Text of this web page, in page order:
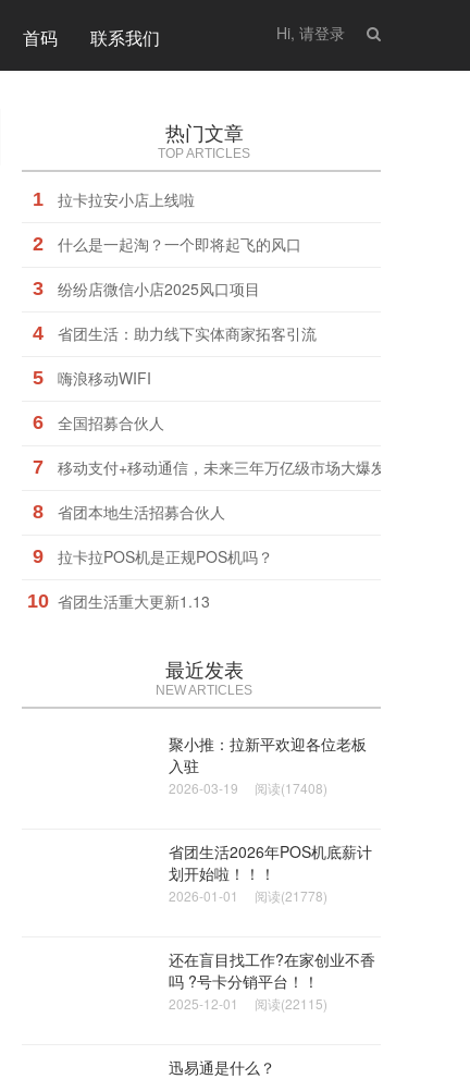
首码 联系我们 Hi, 请登录
热门文章
TOP ARTICLES
1 拉卡拉安小店上线啦
2 什么是一起淘？一个即将起飞的风口
3 纷纷店微信小店2025风口项目
4 省团生活：助力线下实体商家拓客引流
5 嗨浪移动WIFI
6 全国招募合伙人
7 移动支付+移动通信，未来三年万亿级市场大爆发，站上风口
8 省团本地生活招募合伙人
9 拉卡拉POS机是正规POS机吗？
10 省团生活重大更新1.13
最近发表
NEW ARTICLES
聚小推：拉新平欢迎各位老板
入驻
2026-03-19 阅读(17408)
省团生活2026年POS机底薪计
划开始啦！！！
2026-01-01 阅读(21778)
还在盲目找工作?在家创业不香
吗 ?号卡分销平台！！
2025-12-01 阅读(22115)
迅易通是什么？